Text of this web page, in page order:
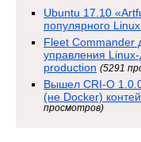
Ubuntu 17.10
популярного
Fleet Commander
управления Linux-
production (5291
Вышел CRI-O
(не Docker)
просмотров)